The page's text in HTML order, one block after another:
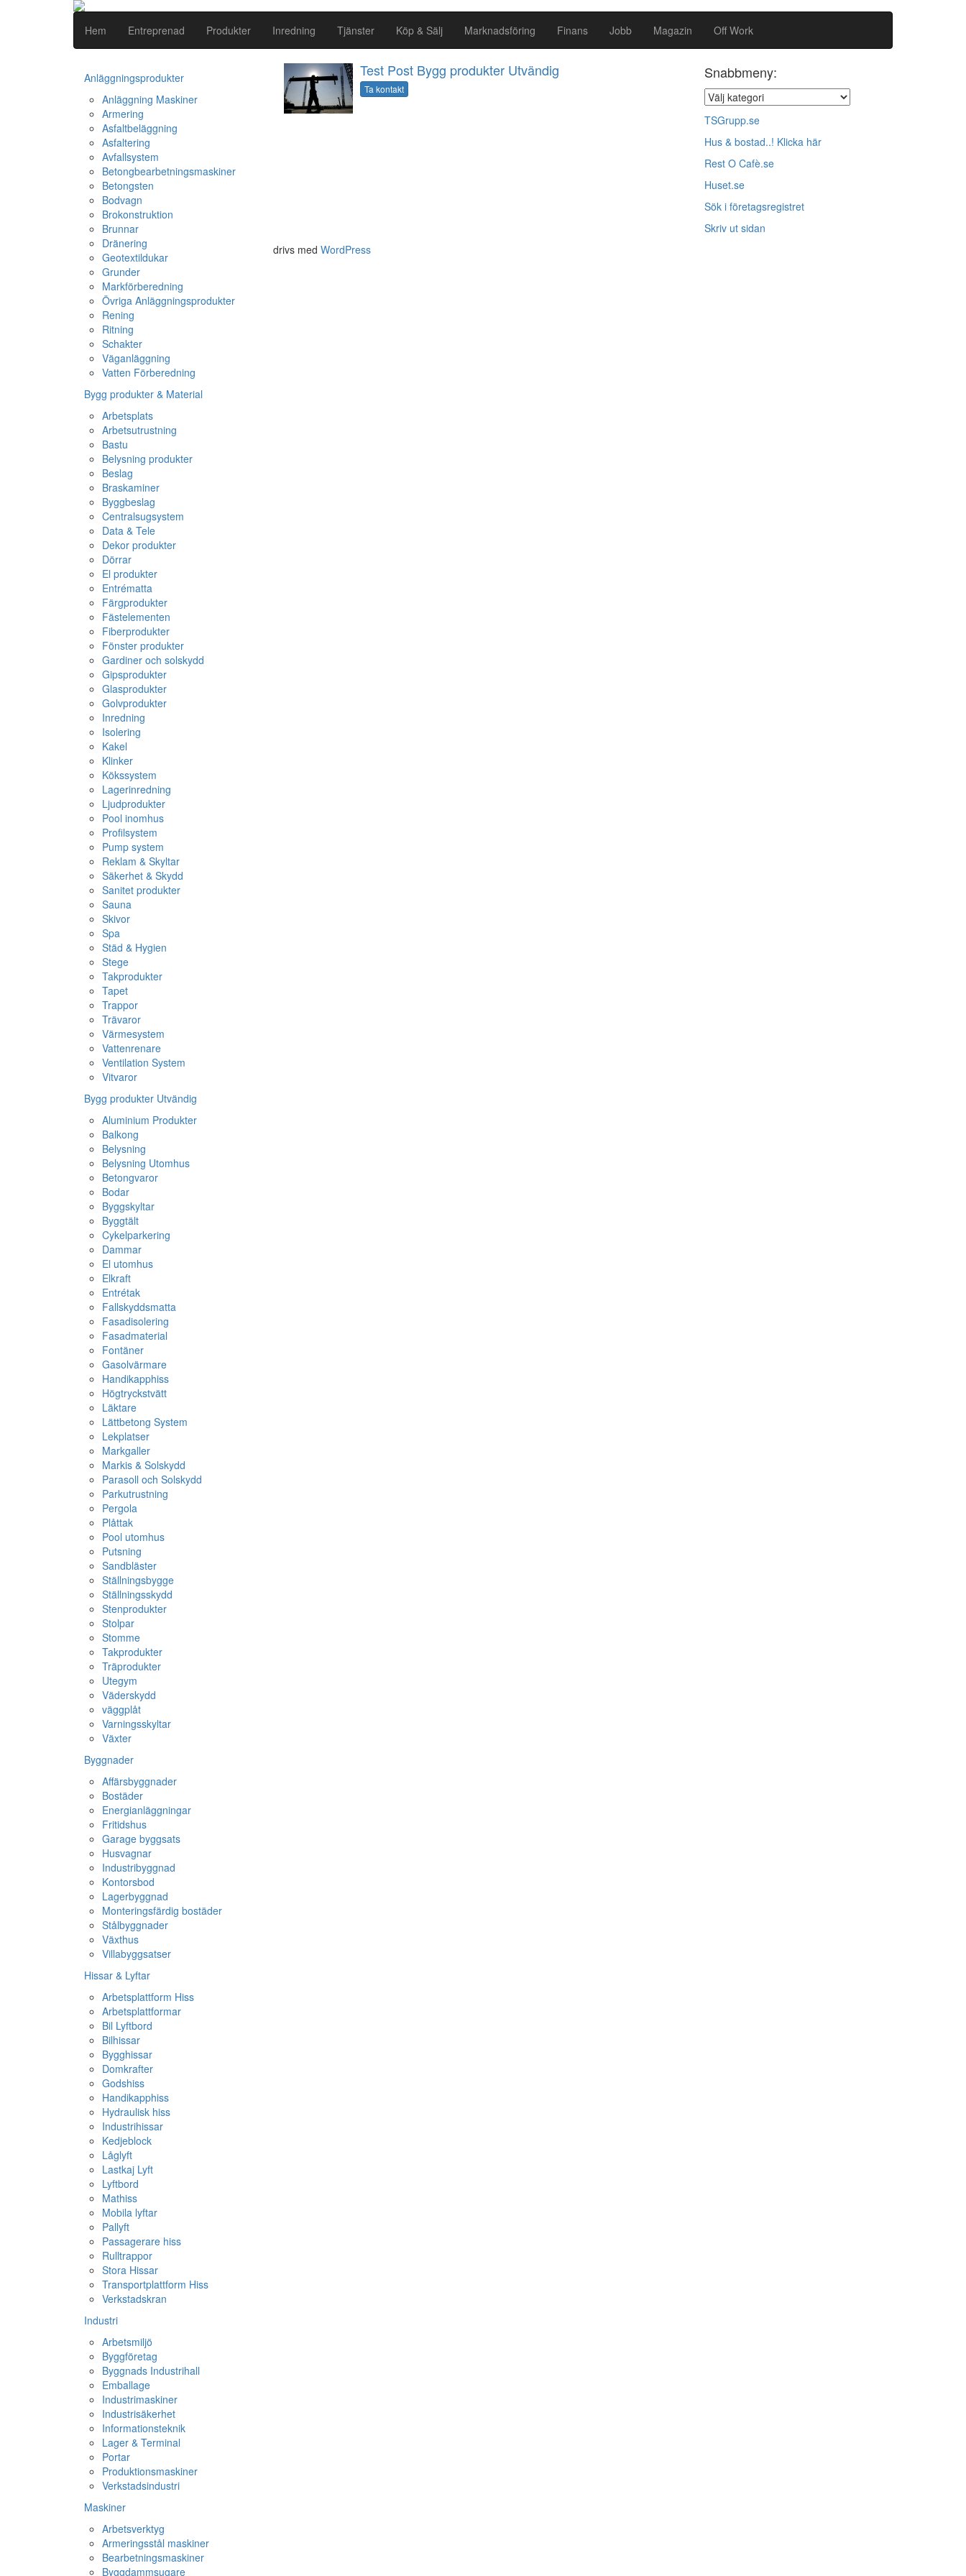
Hem Entreprenad Produkter Inredning Tjänster Köp & Sälj Marknadsföring Finans Jobb Magazin Off Work
Anläggningsprodukter
Anläggning Maskiner
Armering
Asfaltbeläggning
Asfaltering
Avfallsystem
Betongbearbetningsmaskiner
Betongsten
Bodvagn
Brokonstruktion
Brunnar
Dränering
Geotextildukar
Grunder
Markförberedning
Övriga Anläggningsprodukter
Rening
Ritning
Schakter
Väganläggning
Vatten Förberedning
Bygg produkter & Material
Arbetsplats
Arbetsutrustning
Bastu
Belysning produkter
Beslag
Braskaminer
Byggbeslag
Centralsugsystem
Data & Tele
Dekor produkter
Dörrar
El produkter
Entrématta
Färgprodukter
Fästelementen
Fiberprodukter
Fönster produkter
Gardiner och solskydd
Gipsprodukter
Glasprodukter
Golvprodukter
Inredning
Isolering
Kakel
Klinker
Kökssystem
Lagerinredning
Ljudprodukter
Pool inomhus
Profilsystem
Pump system
Reklam & Skyltar
Säkerhet & Skydd
Sanitet produkter
Sauna
Skivor
Spa
Städ & Hygien
Stege
Takprodukter
Tapet
Trappor
Trävaror
Värmesystem
Vattenrenare
Ventilation System
Vitvaror
Bygg produkter Utvändig
Aluminium Produkter
Balkong
Belysning
Belysning Utomhus
Betongvaror
Bodar
Byggskyltar
Byggtält
Cykelparkering
Dammar
El utomhus
Elkraft
Entrétak
Fallskyddsmatta
Fasadisolering
Fasadmaterial
Fontäner
Gasolvärmare
Handikapphiss
Högtryckstvätt
Läktare
Lättbetong System
Lekplatser
Markgaller
Markis & Solskydd
Parasoll och Solskydd
Parkutrustning
Pergola
Plåttak
Pool utomhus
Putsning
Sandbläster
Ställningsbygge
Ställningsskydd
Stenprodukter
Stolpar
Stomme
Takprodukter
Träprodukter
Utegym
Väderskydd
väggplåt
Varningsskyltar
Växter
Byggnader
Affärsbyggnader
Bostäder
Energianläggningar
Fritidshus
Garage byggsats
Husvagnar
Industribyggnad
Kontorsbod
Lagerbyggnad
Monteringsfärdig bostäder
Stålbyggnader
Växthus
Villabyggsatser
Hissar & Lyftar
Arbetsplattform Hiss
Arbetsplattformar
Bil Lyftbord
Bilhissar
Bygghissar
Domkrafter
Godshiss
Handikapphiss
Hydraulisk hiss
Industrihissar
Kedjeblock
Låglyft
Lastkaj Lyft
Lyftbord
Mathiss
Mobila lyftar
Pallyft
Passagerare hiss
Rulltrappor
Stora Hissar
Transportplattform Hiss
Verkstadskran
Industri
Arbetsmiljö
Byggföretag
Byggnads Industrihall
Emballage
Industrimaskiner
Industrisäkerhet
Informationsteknik
Lager & Terminal
Portar
Produktionsmaskiner
Verkstadsindustri
Maskiner
Arbetsverktyg
Armeringsstål maskiner
Bearbetningsmaskiner
Byggdammsugare
Test Post Bygg produkter Utvändig
Ta kontakt
Snabbmeny:
TSGrupp.se
Hus & bostad..! Klicka här
Rest O Cafè.se
Huset.se
Sök i företagsregistret
Skriv ut sidan
drivs med WordPress